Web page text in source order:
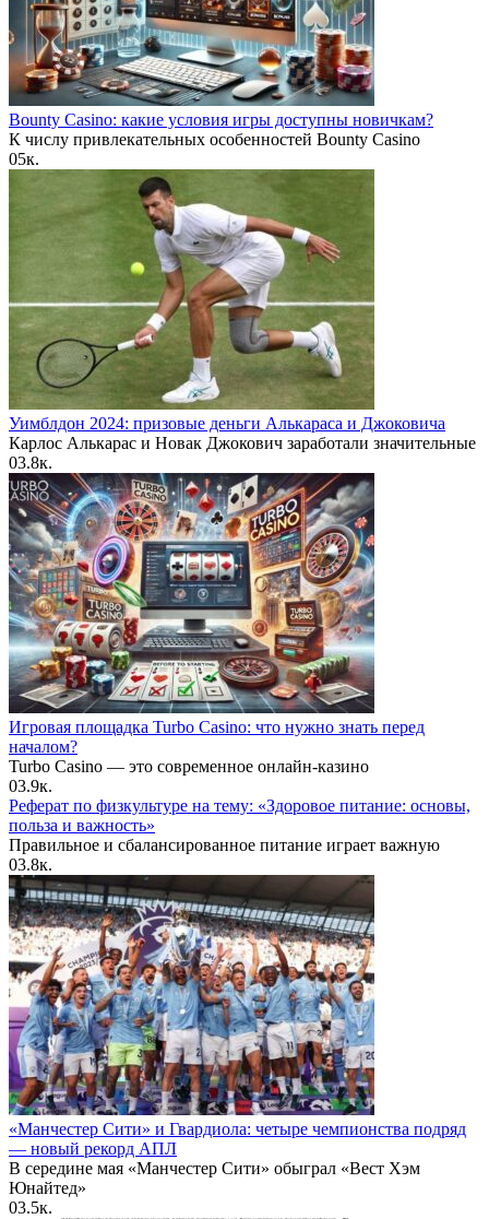
Bounty Casino: какие условия игры доступны новичкам?
К числу привлекательных особенностей Bounty Casino
05к.
Уимблдон 2024: призовые деньги Алькараса и Джоковича
Карлос Алькарас и Новак Джокович заработали значительные
03.8к.
Игровая площадка Turbo Casino: что нужно знать перед
началом?
Turbo Casino — это современное онлайн-казино
03.9к.
Реферат по физкультуре на тему: «Здоровое питание: основы,
польза и важность»
Правильное и сбалансированное питание играет важную
03.8к.
«Манчестер Сити» и Гвардиола: четыре чемпионства подряд
— новый рекорд АПЛ
В середине мая «Манчестер Сити» обыграл «Вест Хэм
Юнайтед»
03.5к.